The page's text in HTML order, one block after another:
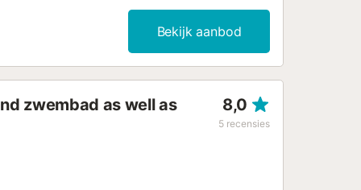
geopend voor jullie plezier. Jullie
verblijf, maar evenementen zijn
Bekijk aanbod
zwembad as well as
8,0
5 recensies